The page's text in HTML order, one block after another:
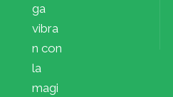
ga
vibra
n con
la
magi